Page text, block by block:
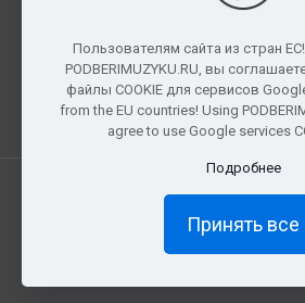
Полный доступ
прослушиванию доступен только
г. Москва, Московская область,
федеральный округ, РФ, Россия
Все права защищены. © 2026
Пользователям сайта из стран
PODBERIMUZYKU.RU, вы
файлы COOKIE для сервисов
from the EU countries! Using
agree to use Google services
Подробнее
Принять все